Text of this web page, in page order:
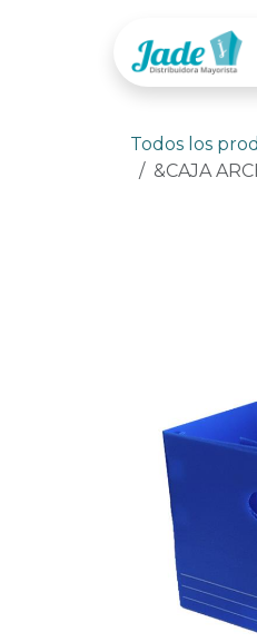
Todos los
&CAJA